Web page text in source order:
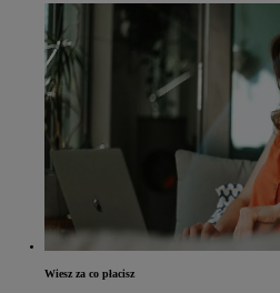
Wiesz za co płacisz